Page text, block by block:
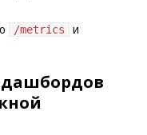
/metrics
и